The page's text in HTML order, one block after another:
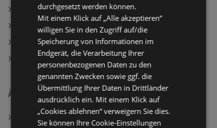
Müller Angebote
Aktuelle Müller Flugblätter
Aktuelle dm Flugblätter
BIPA Filialen in Bregenz
Ähnliche Händler
dm Angebote
durchgesetzt werden können.
Mit einem Klick auf „Alle akzeptieren“
willigen Sie in den Zugriff auf/die
Speicherung von Informationen im
Endgerät, die Verarbeitung Ihrer
personenbezogenen Daten zu den
genannten Zwecken sowie ggf. die
Übermittlung Ihrer Daten in Drittländer
ausdrücklich ein. Mit einem Klick auf
„Cookies ablehnen“ verweigern Sie dies.
Sie können Ihre Cookie-Einstellungen